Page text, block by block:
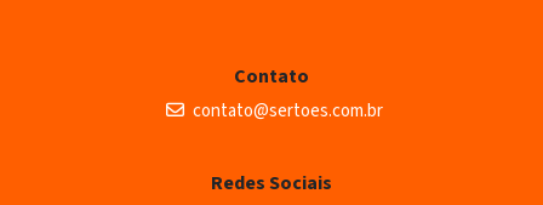
Contato
contato@sertoes.com.br
Redes Sociais